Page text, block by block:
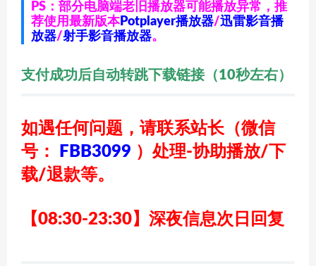
PS：部分电脑端老旧播放器可能播放异常，推
荐使用最新版本Potplayer播放器/迅雷影音播
放器/射手影音播放器。
支付成功后自动转跳下载链接（10秒左右）
如遇任何问题，请联系站长（微信
号：
FBB3099 ） 处理-协助播放/下
载/退款等。
【08:30-23:30】深夜信息次日回复